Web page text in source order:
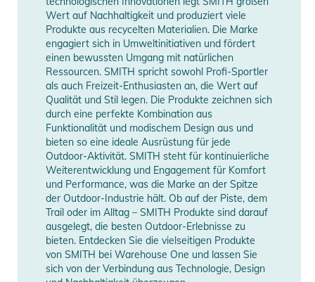
schnell den richtigen Sitz
- Dreilagige DriWix-Gesichtsschaumauflage,
feuchtigkeitsregulierend, für beschlagfreie Sicht
INTEGRATION:
- Konzipiert für eine optimale Smith-Helmintegration für
maximalen Komfort, Belüftung und beschlagfreie Leistung
- Ultrabreites, silikonbeschichtetes Brillenband für sicheren
und rutschfesten Sitz
INCLUSIVE:
- Zwei Scheiben: ChromaPop-Performance-Tönungen für
helle und schlechte Lichtverhältnisse
- Smith x gogglesoc Scheibenschutz
- Mikrofaser Brillentasche mit separatem Scheibenfach
Produktinformationen und
Sicherheitshinweise
Wert auf Nachhaltigkeit und produziert viele
Produkte aus recycelten Materialien. Die Marke
engagiert sich in Umweltinitiativen und fördert
einen bewussten Umgang mit natürlichen
Ressourcen. SMITH spricht sowohl Profi-Sportler
als auch Freizeit-Enthusiasten an, die Wert auf
Qualität und Stil legen. Die Produkte zeichnen sich
durch eine perfekte Kombination aus
Funktionalität und modischem Design aus und
bieten so eine ideale Ausrüstung für jede
Outdoor-Aktivität. SMITH steht für kontinuierliche
Weiterentwicklung und Engagement für Komfort
und Performance, was die Marke an der Spitze
der Outdoor-Industrie hält. Ob auf der Piste, dem
Trail oder im Alltag – SMITH Produkte sind darauf
ausgelegt, die besten Outdoor-Erlebnisse zu
bieten. Entdecken Sie die vielseitigen Produkte
von SMITH bei Warehouse One und lassen Sie
sich von der Verbindung aus Technologie, Design